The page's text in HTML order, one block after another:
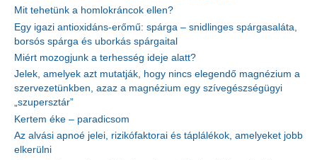
Mit tehetünk a homlokráncok ellen?
Egy igazi antioxidáns-erőmű: spárga – snidlinges spárgasaláta,
borsós spárga és uborkás spárgaital
Miért mozogjunk a terhesség ideje alatt?
Jelek, amelyek azt mutatják, hogy nincs elegendő magnézium a
szervezetünkben, azaz a magnézium egy szívegészségügyi
„szupersztár”
Kertem éke – paradicsom
Az alvási apnoé jelei, rizikófaktorai és táplálékok, amelyeket jobb
elkerülni